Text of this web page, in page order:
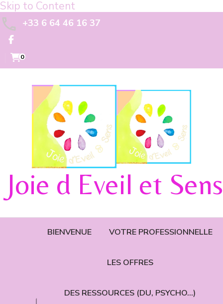
Skip to Content
+33 6 64 46 16 37
0
Joie d Eveil et Sens
BIENVENUE VOTRE PROFESSIONNELLE
LES OFFRES
DES RESSOURCES (DU, PSYCHO…)